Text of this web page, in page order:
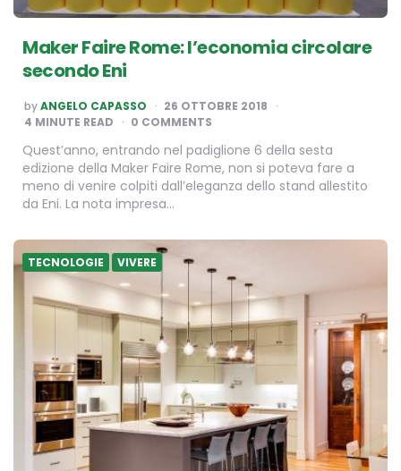
Maker Faire Rome: l’economia circolare
secondo Eni
POSTED
BY
byANGELO CAPASSO
26 OTTOBRE 2018
4 MINUTE READ 0 COMMENTS
Quest’anno, entrando nel padiglione 6 della sesta
edizione della Maker Faire Rome, non si poteva fare a
meno di venire colpiti dall’eleganza dello stand allestito
da Eni. La nota impresa…
TECNOLOGIE VIVERE